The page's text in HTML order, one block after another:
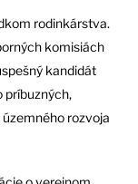
rodinkárstva.
komisiách
kandidát
príbuzných,
rozvoja